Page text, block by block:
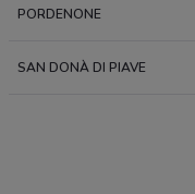
PORDENONE
SAN DONÀ DI PIAVE